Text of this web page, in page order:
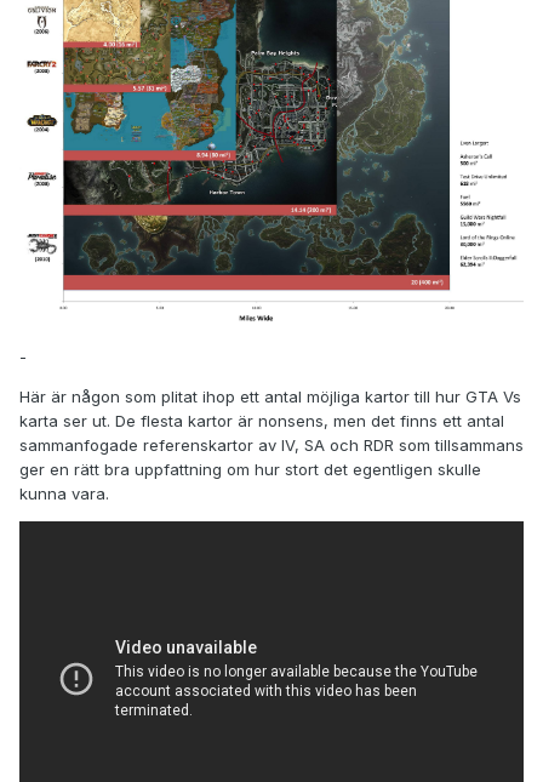
-
Här är någon som plitat ihop ett antal möjliga kartor till hur GTA Vs
karta ser ut. De flesta kartor är nonsens, men det finns ett antal
sammanfogade referenskartor av IV, SA och RDR som tillsammans
ger en rätt bra uppfattning om hur stort det egentligen skulle
kunna vara.